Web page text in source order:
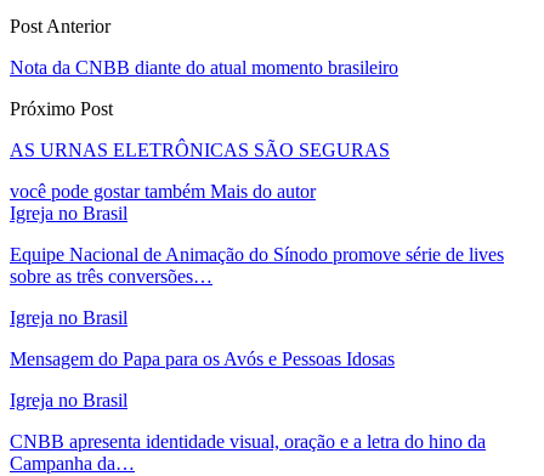
Post Anterior
Nota da CNBB diante do atual momento brasileiro
Próximo Post
AS URNAS ELETRÔNICAS SÃO SEGURAS
você pode gostar também Mais do autor
Igreja no Brasil
Equipe Nacional de Animação do Sínodo promove série de lives
sobre as três conversões…
Igreja no Brasil
Mensagem do Papa para os Avós e Pessoas Idosas
Igreja no Brasil
CNBB apresenta identidade visual, oração e a letra do hino da
Campanha da…